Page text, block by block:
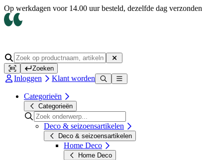
Op werkdagen voor 14.00 uur besteld, dezelfde dag verzonden
Zoeken
Inloggen Klant worden
Categorieën
Categorieën
Deco & seizoensartikelen
Deco & seizoensartikelen
Home Deco
Home Deco